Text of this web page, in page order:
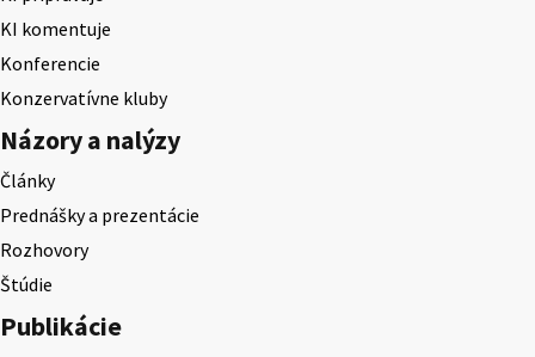
KI komentuje
Konferencie
Konzervatívne kluby
Názory a nalýzy
Články
Prednášky a prezentácie
Rozhovory
Štúdie
Publikácie